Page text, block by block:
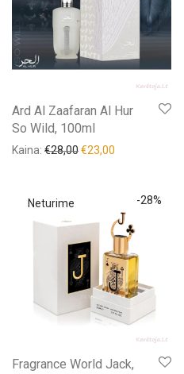
Ard Al Zaafaran Al Hur
So Wild, 100ml
Kaina: €28,00€23,00
-28%
Fragrance World Jack,